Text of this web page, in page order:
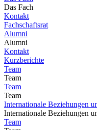
Das Fach
Kontakt
Fachschaftsrat
Alumni
Alumni
Kontakt
Kurzberichte
Team
Team
Team
Team
Internationale Beziehungen
Internationale Beziehungen
Team